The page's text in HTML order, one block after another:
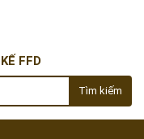
FFD
Tìm kiếm